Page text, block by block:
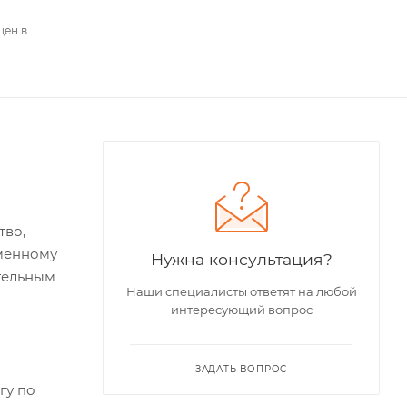
в
по
Нужна консультация?
Наши специалисты ответят на любой
интересующий вопрос
ЗАДАТЬ ВОПРОС